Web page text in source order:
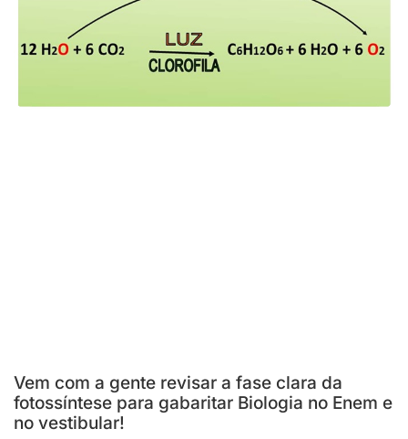
Vem com a gente revisar a fase clara da
fotossíntese para gabaritar Biologia no Enem e
no vestibular!